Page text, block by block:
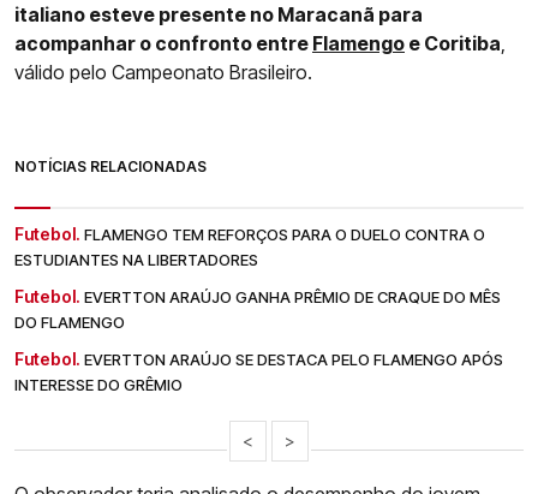
italiano esteve presente no Maracanã para
acompanhar o confronto entre Flamengo e Coritiba
válido pelo Campeonato Brasileiro.
NOTÍCIAS RELACIONADAS
Futebol. FLAMENGO TEM REFORÇOS PARA O DUELO CONTRA O
ESTUDIANTES NA LIBERTADORES
Futebol. EVERTTON ARAÚJO GANHA PRÊMIO DE CRAQUE DO MÊS
DO FLAMENGO
Futebol. EVERTTON ARAÚJO SE DESTACA PELO FLAMENGO APÓS
INTERESSE DO GRÊMIO
< >